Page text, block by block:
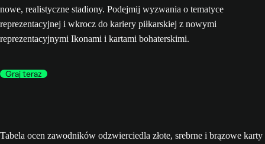
nowe, realistyczne stadiony. Podejmij wyzwania o tematyce
reprezentacyjnej i wkrocz do kariery piłkarskiej z nowymi
reprezentacyjnymi Ikonami i kartami bohaterskimi.
Graj teraz
Tabela ocen zawodników odzwierciedla złote, srebrne i brązowe karty